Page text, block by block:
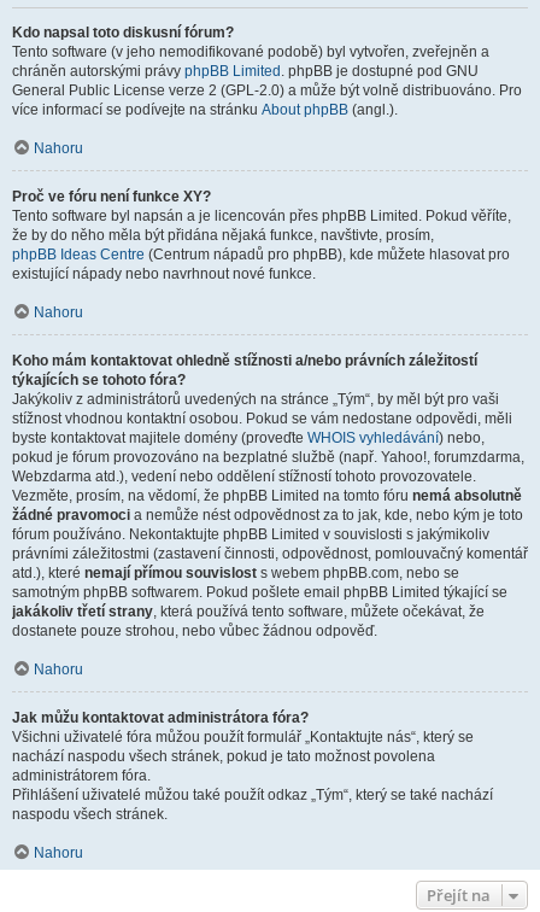
Kdo napsal toto diskusní fórum?
Tento software (v jeho nemodifikované podobě) byl vytvořen, zveřejněn a
chráněn autorskými právy phpBB Limited . phpBB je dostupné pod GNU
General Public License verze 2 (GPL-2.0) a může být volně distribuováno. Pro
více informací se podívejte na stránku About phpBB (angl.).
Nahoru
Proč ve fóru není funkce XY?
Tento software byl napsán a je licencován přes phpBB Limited. Pokud věříte,
že by do něho měla být přidána nějaká funkce, navštivte, prosím,
phpBB Ideas Centre (Centrum nápadů pro phpBB), kde můžete hlasovat pro
existující nápady nebo navrhnout nové funkce.
Nahoru
Koho mám kontaktovat ohledně stížnosti a/nebo právních záležitostí
týkajících se tohoto fóra?
Jakýkoliv z administrátorů uvedených na stránce „Tým“, by měl být pro vaši
stížnost vhodnou kontaktní osobou. Pokud se vám nedostane odpovědi, měli
byste kontaktovat majitele domény (proveďte WHOIS vyhledávání) nebo,
pokud je fórum provozováno na bezplatné službě (např. Yahoo!, forumzdarma,
Webzdarma atd.), vedení nebo oddělení stížností tohoto provozovatele.
Vezměte, prosím, na vědomí, že phpBB Limited na tomto fóru nemá absolutně
žádné pravomoci a nemůže nést odpovědnost za to jak, kde, nebo kým je toto
fórum používáno. Nekontaktujte phpBB Limited v souvislosti s jakýmikoliv
právními záležitostmi (zastavení činnosti, odpovědnost, pomlouvačný komentář
atd.), které nemají přímou souvislost s webem phpBB.com, nebo se
samotným phpBB softwarem. Pokud pošlete email phpBB Limited týkající se
jakákoliv třetí strany, která používá tento software, můžete očekávat, že
dostanete pouze strohou, nebo vůbec žádnou odpověď.
Nahoru
Jak můžu kontaktovat administrátora fóra?
Všichni uživatelé fóra můžou použít formulář „Kontaktujte nás“, který se
nachází naspodu všech stránek, pokud je tato možnost povolena
administrátorem fóra.
Přihlášení uživatelé můžou také použít odkaz „Tým“, který se také nachází
naspodu všech stránek.
Nahoru
Přejít na